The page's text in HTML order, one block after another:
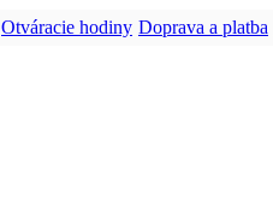
Otváracie hodiny Doprava a platba